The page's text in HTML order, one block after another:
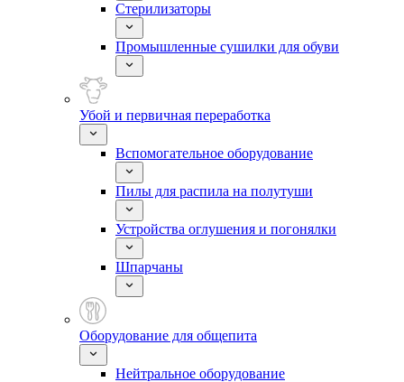
Стерилизаторы
Промышленные сушилки для обуви
Убой и первичная переработка
Вспомогательное оборудование
Пилы для распила на полутуши
Устройства оглушения и погонялки
Шпарчаны
Оборудование для общепита
Нейтральное оборудование